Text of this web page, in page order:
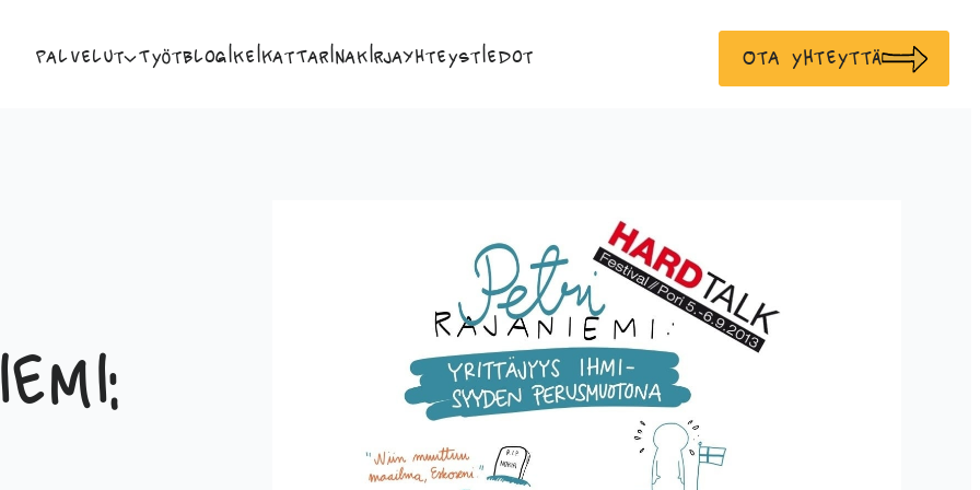
Palvelut TyötBlogiKeikatTarinaKirjaYhteystiedot Ota yhteyttä